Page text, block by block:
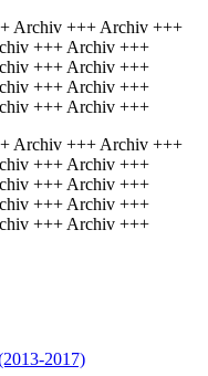
Archiv +++ Archiv +++
+++ Archiv +++
+++ Archiv +++
+++ Archiv +++
+++ Archiv +++
Archiv +++ Archiv +++
+++ Archiv +++
+++ Archiv +++
+++ Archiv +++
+++ Archiv +++
2017)